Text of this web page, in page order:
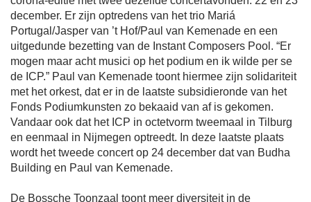
december. Er zijn optredens van het trio Mariá
Portugal/Jasper van ’t Hof/Paul van Kemenade en een
uitgedunde bezetting van de Instant Composers Pool. “Er
mogen maar acht musici op het podium en ik wilde per se
de ICP.” Paul van Kemenade toont hiermee zijn solidariteit
met het orkest, dat er in de laatste subsidieronde van het
Fonds Podiumkunsten zo bekaaid van af is gekomen.
Vandaar ook dat het ICP in octetvorm tweemaal in Tilburg
en eenmaal in Nijmegen optreedt. In deze laatste plaats
wordt het tweede concert op 24 december dat van Budha
Building en Paul van Kemenade.
De Bossche Toonzaal toont meer diversiteit in de